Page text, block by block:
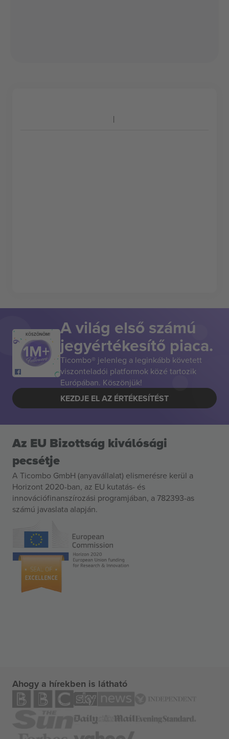
KÖSZÖNÖM! A világ első számú
jegyértékesítő piaca.
Ticombo® jelenleg a leginkább követett
viszonteladói platformok közé tartozik
Európában. Köszönjük!
KEZDJE EL AZ ÉRTÉKESÍTÉST
Az EU Bizottság kiválósági
pecsétje
A Ticombo GmbH (anyavállalat) elismerésre kerül a
Horizont 2020-ban, az EU kutatás- és
innovációfinanszírozási programjában, a 782393-as
számú javaslata alapján.
Ahogy a hírekben is látható